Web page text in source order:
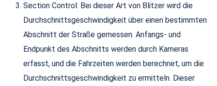
Section Control: Bei dieser Art von Blitzer wird die
Durchschnittsgeschwindigkeit über einen bestimmten
Abschnitt der Straße gemessen. Anfangs- und
Endpunkt des Abschnitts werden durch Kameras
erfasst, und die Fahrzeiten werden berechnet, um die
Durchschnittsgeschwindigkeit zu ermitteln. Dieser